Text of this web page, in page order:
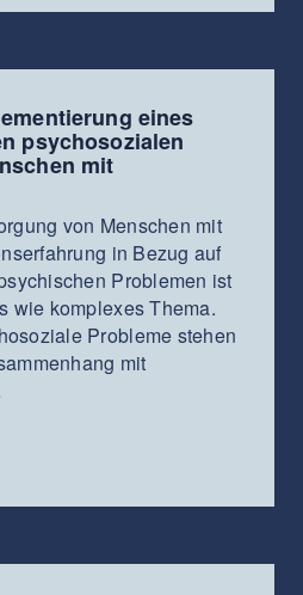
eines
psychosozialen
mit
von Menschen mit
in Bezug auf
Problemen ist
wie komplexes Thema.
Probleme stehen
mit